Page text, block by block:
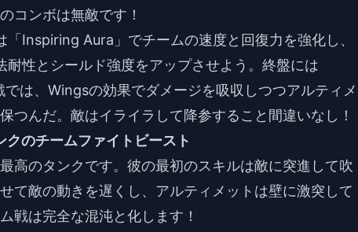
コンボは無敵です！
Inspiring Aura」でチームの速度と回復力を強化し、
性とシールド強度をアップさせよう。終盤には
は、Wingsの効果でダメージを吸収しつつアルティメ
つんだ。敵はイライラして降参すること間違いなし！
のチームファイトビースト
高のタンクです。彼の最初のスキルは敵に突進して吹
て敵の動きを遅くし、アルティメットは壁に激突して
戦は完全な混沌と化します！